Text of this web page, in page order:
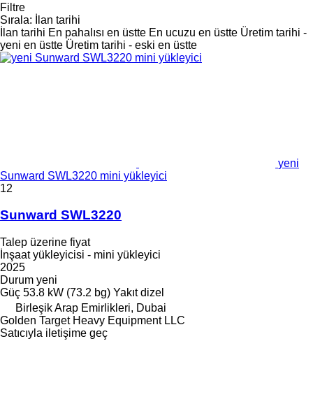
Filtre
Sırala:
İlan tarihi
İlan tarihi En pahalısı en üstte En ucuzu en üstte Üretim tarihi -
yeni en üstte Üretim tarihi - eski en üstte
yeni
Sunward SWL3220 mini yükleyici
12
Sunward SWL3220
Talep üzerine fiyat
İnşaat yükleyicisi - mini yükleyici
2025
Durum yeni
Güç 53.8 kW (73.2 bg) Yakıt dizel
Birleşik Arap Emirlikleri, Dubai
Golden Target Heavy Equipment LLC
Satıcıyla iletişime geç